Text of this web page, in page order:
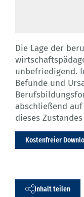
Die Lage der
unbefriedigend.
Befunde und
abschließend
dieses
Kostenfreier
Inhalt teilen